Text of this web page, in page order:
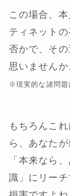
この場合、
ティネット
否かで、そ
思いませんか
※現実的な諸問題
もちろんこ
ら、あなた
「本来なら
識」にリー